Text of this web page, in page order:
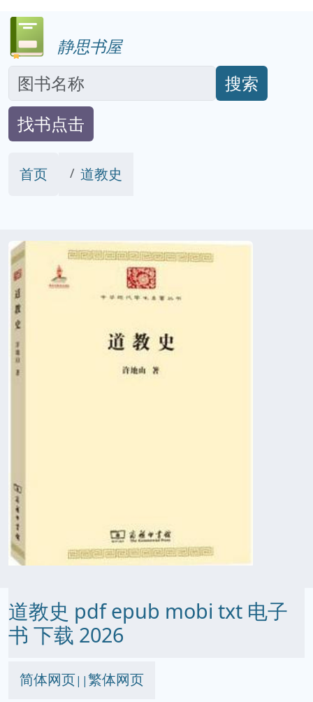
静思书屋
搜索
找书点击
首页 道教史
道教史 pdf epub mobi txt 电子
书 下载 2026
简体网页||繁体网页